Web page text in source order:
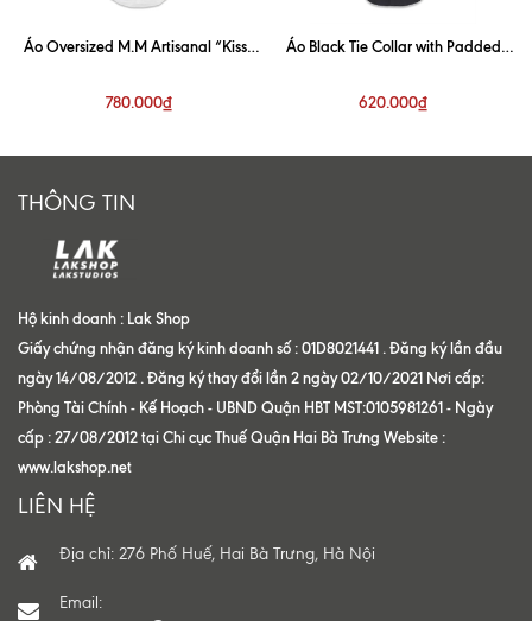
Áo Oversized M.M Artisanal “Kiss”
780.000₫
Áo Black Tie Collar with Padded
620.000₫
THÔNG TIN
Hộ kinh doanh : Lak Shop
Giấy chứng nhận đăng ký kinh doanh số : 01D8021441 . Đăng ký lần đầu
ngày 14/08/2012 . Đăng ký thay đổi lần 2 ngày 02/10/2021 Nơi cấp:
Phòng Tài Chính - Kế Hoạch - UBND Quận HBT MST:0105981261 - Ngày
cấp : 27/08/2012 tại Chi cục Thuế Quận Hai Bà Trưng Website :
www.lakshop.net
LIÊN HỆ
Địa chỉ: 276 Phố Huế, Hai Bà Trưng, Hà Nội
Email: